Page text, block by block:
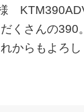
だくさんの
からもよろ